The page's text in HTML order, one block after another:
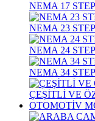
NEMA 17
NEMA 23
NEMA 24
NEMA 34
ÇEŞİTLİ VE
OTOMOTİV